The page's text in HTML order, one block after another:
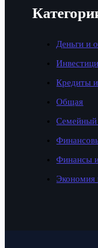
Деньги и
Кредиты
Общая
Семейный
Финансы
Экономия